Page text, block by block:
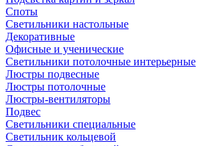
Споты
Светильники настольные
Декоративные
Офисные и ученические
Светильники потолочные интерьерные
Люстры подвесные
Люстры потолочные
Люстры-вентиляторы
Подвес
Светильники специальные
Светильник кольцевой